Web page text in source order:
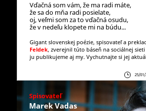
Vďačná som vám, že ma radi máte,
že sa do mňa radi posielate,
oj, veľmi som za to vďačná osudu,
že v nedeľu klopete mi na búdu...
Gigant slovenskej poézie, spisovateľ a
Feldek, zverejnil túto báseň na sociálnej
ju publikujeme aj my. Vychutnajte si jej
25/01/
Spisovateľ
Marek Vadas